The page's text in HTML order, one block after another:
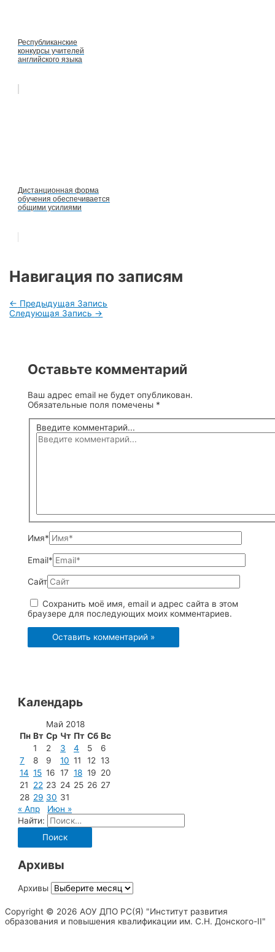
Республиканские
конкурсы учителей
английского языка
Дистанционная форма
обучения обеспечивается
общими усилиями
Навигация по записям
← Предыдущая Запись
Следующая Запись →
Оставьте комментарий
Ваш адрес email не будет опубликован.
Обязательные поля помечены *
Введите комментарий...
Имя*
Email*
Сайт
Сохранить моё имя, email и адрес сайта в этом
браузере для последующих моих комментариев.
Календарь
Май 2018
Пн Вт Ср Чт Пт Сб Вс
1
2 3 4 5
6
7
8 9 10 11 12 13
14 15 16 17 18 19 20
21
22 23 24 25 26 27
28 29 30 31
« Апр
Июн »
Найти:
Архивы
Архивы
Copyright © 2026 АОУ ДПО РС(Я) "Институт развития
образования и повышения квалификации им. С.Н. Донского-II"